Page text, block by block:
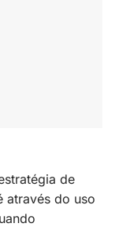
de
através do uso